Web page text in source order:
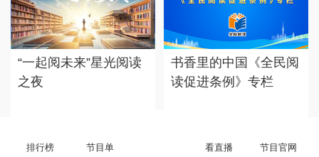
“一起阅未来”星光阅读
之夜
书香里的中国《全民阅
读促进条例》专栏
排行榜 节目单 看直播 节目官网